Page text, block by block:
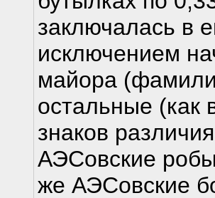
заключалась в
исключением
майора
остальные (как
знаков
АЭСовские
же АЭСовские